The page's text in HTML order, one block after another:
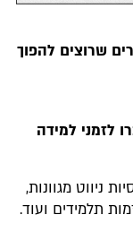
10 עצות למורים שרוצים להפוך
לזמני למידה
ניווט מגוונות,
תלמידים ועוד.